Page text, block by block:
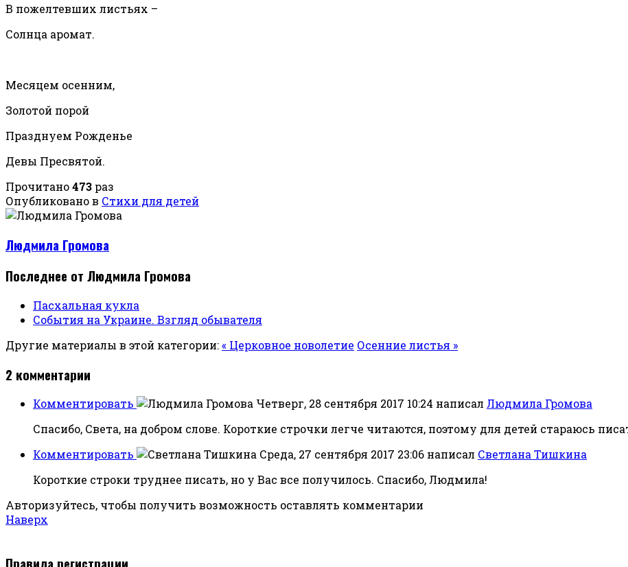
В пожелтевших листьях –
Солнца аромат.
Месяцем осенним,
Золотой порой
Празднуем Рожденье
Девы Пресвятой.
Прочитано473 раз
Опубликовано в Стихи для детей
Людмила Громова
Последнее от Людмила Громова
Пасхальная кукла
События на Украине. Взгляд обывателя
Другие материалы в этой категории:« Церковное новолетие Осенние листья »
2 комментарии
Комментировать Четверг, 28 сентября 2017 10:24 написал Людмила Громова
Спасибо, Света, на добром слове. Короткие строчки легче читаются, поэтому для детей стараюсь
Комментировать
Среда, 27 сентября 2017 23:06 написал Светлана Тишкина
Короткие строки труднее писать, но у Вас все получилось. Спасибо, Людмила!
Авторизуйтесь, чтобы получить возможность оставлять комментарии
Наверх